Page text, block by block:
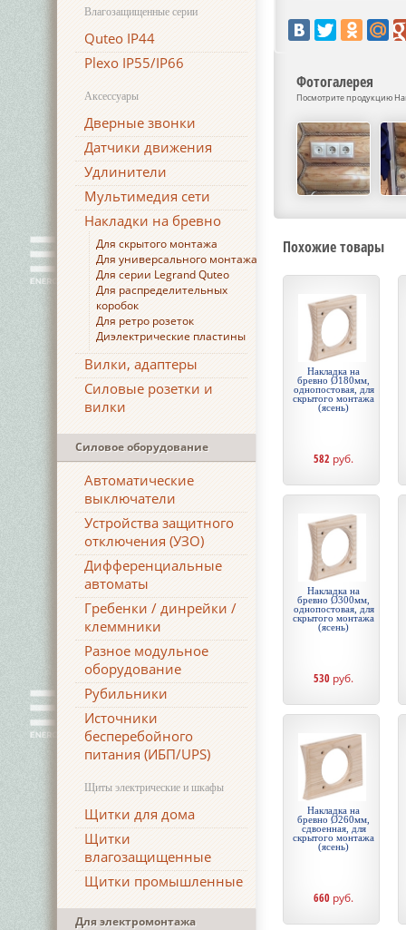
Влагозащищенные серии
Quteo IP44
Plexo IP55/IP66
Аксессуары
Дверные звонки
Датчики движения
Удлинители
Мультимедия сети
Накладки на бревно
Для скрытого монтажа
Для универсального монтажа
Для серии Legrand Quteo
Для распределительных
коробок
Для ретро розеток
Диэлектрические пластины
Вилки, адаптеры
Силовые розетки и
вилки
Силовое оборудование
Автоматические
выключатели
Устройства защитного
отключения (УЗО)
Дифференциальные
автоматы
Гребенки / динрейки /
клеммники
Разное модульное
оборудование
Рубильники
Источники
бесперебойного
питания (ИБП/UPS)
Щиты электрические и шкафы
Щитки для дома
Щитки
влагозащищенные
Щитки промышленные
Для электромонтажа
Фотогалерея
Посмотрите продукцию
Похожие товары
Накладка на
бревно Ø180мм,
однопостовая, для
скрытого монтажа
(ясень)
582 руб.
Накладка на
бревно Ø300мм,
однопостовая, для
скрытого монтажа
(ясень)
530 руб.
Накладка на
бревно Ø260мм,
сдвоенная, для
скрытого монтажа
(ясень)
660 руб.